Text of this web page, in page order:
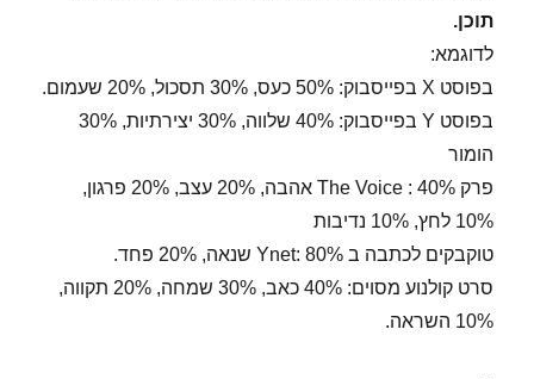
תוכן.
לדוגמא:
בפוסט X בפייסבוק: 50% כעס, 30% תסכול, 20% שעמום.
בפוסט Y בפייסבוק: 40% שלווה, 30% יצירתיות, 30%
הומור
פרק The Voice : 40% אהבה, 20% עצב, 20% פרגון,
10% לחץ, 10% נדיבות
טוקבקים לכתבה ב Ynet: 80% שנאה, 20% פחד.
סרט קולנוע מסוים: 40% כאב, 30% שמחה, 20% תקווה,
10% השראה.